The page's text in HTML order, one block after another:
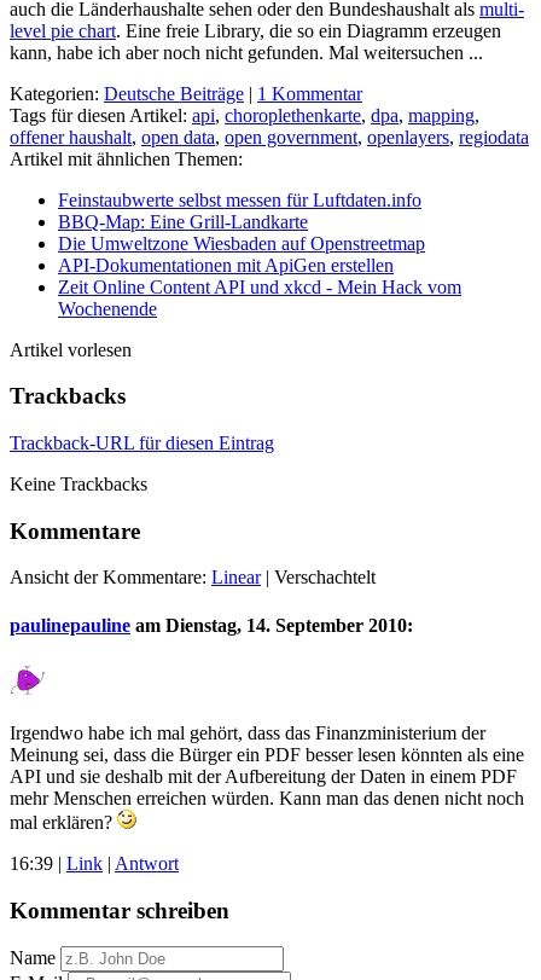
auch die Länderhaushalte sehen oder den Bundeshaushalt als multi-
level pie chart. Eine freie Library, die so ein Diagramm erzeugen
kann, habe ich aber noch nicht gefunden. Mal weitersuchen ...
Kategorien: Deutsche Beiträge | 1 Kommentar
Tags für diesen Artikel: api, choroplethenkarte, dpa, mapping,
offener haushalt, open data, open government, openlayers, regiodata
Artikel mit ähnlichen Themen:
Feinstaubwerte selbst messen für Luftdaten.info
BBQ-Map: Eine Grill-Landkarte
Die Umweltzone Wiesbaden auf Openstreetmap
API-Dokumentationen mit ApiGen erstellen
Zeit Online Content API und xkcd - Mein Hack vom
Wochenende
Artikel vorlesen
Trackbacks
Trackback-URL für diesen Eintrag
Keine Trackbacks
Kommentare
Ansicht der Kommentare: Linear| Verschachtelt
paulinepauline am Dienstag, 14. September 2010:
Irgendwo habe ich mal gehört, dass das Finanzministerium der
Meinung sei, dass die Bürger ein PDF besser lesen könnten als eine
API und sie deshalb mit der Aufbereitung der Daten in einem PDF
mehr Menschen erreichen würden. Kann man das denen nicht noch
mal erklären?
16:39 | Link | Antwort
Kommentar schreiben
Name